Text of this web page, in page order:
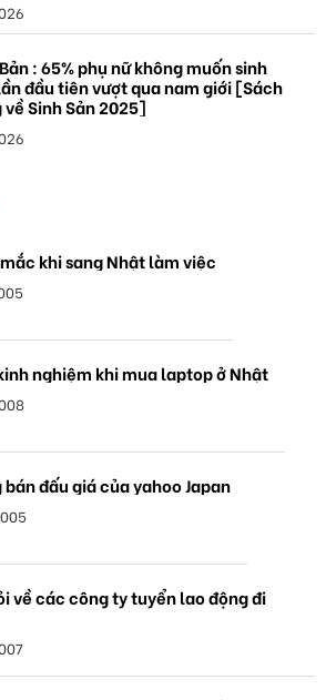
: 65% phụ nữ không muốn sinh
đầu tiên vượt qua nam giới [Sách
về Sinh Sản 2025]
khi sang Nhật làm việc
nghiệm khi mua laptop ở Nhật
bán đấu giá của yahoo Japan
về các công ty tuyển lao động đi